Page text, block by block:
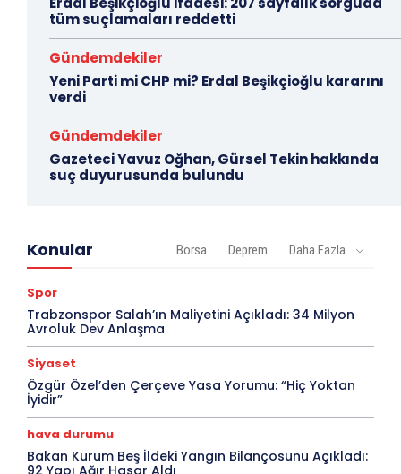
tüm suçlamaları reddetti
Gündemdekiler
Yeni Parti mi CHP mi? Erdal Beşikçioğlu kararını
verdi
Gündemdekiler
Gazeteci Yavuz Oğhan, Gürsel Tekin hakkında
suç duyurusunda bulundu
Konular Borsa Deprem Daha Fazla
Spor
Trabzonspor Salah’ın Maliyetini Açıkladı: 34 Milyon
Avroluk Dev Anlaşma
Siyaset
Özgür Özel’den Çerçeve Yasa Yorumu: “Hiç Yoktan
İyidir”
hava durumu
Bakan Kurum Beş İldeki Yangın Bilançosunu Açıkladı:
92 Yapı Ağır Hasar Aldı